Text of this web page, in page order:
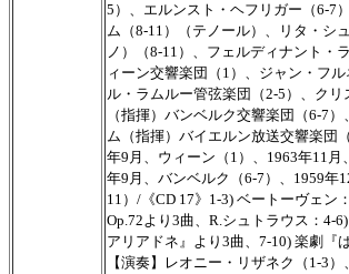
5）、エルンスト・ヘフリガー（6-7
ム（8-11）（テノール）、リタ・シ
ノ）（8-11）、フェルディナント・
ィーン交響楽団（1）、ジャン・フ
ル・ラムルー管弦楽団（2-5）、ク
（指揮）バンベルク交響楽団（6-7
ム（指揮）バイエルン放送交響楽団
年9月、ウィーン（1）、1963年11月
年9月、バンベルク（6-7）、1959年
11）/《CD 17》1-3) ベートーヴェン
Op.72より3曲、R.シュトラウス：4-
アリアドネ』より3曲、7-10) 楽劇『
【演奏】レオニー・リザネク（1-3